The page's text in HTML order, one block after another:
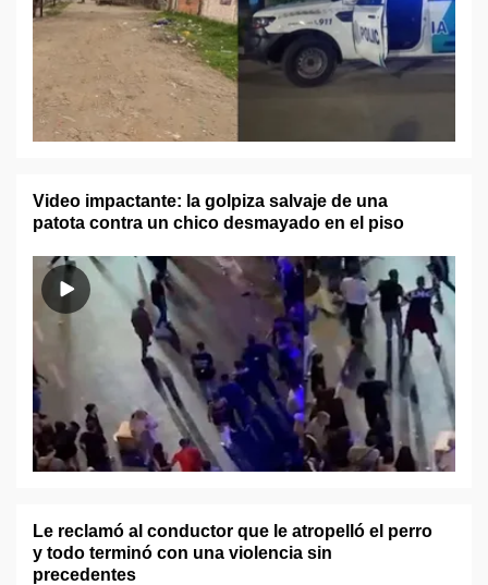
Video impactante: la golpiza salvaje de una
patota contra un chico desmayado en el piso
Le reclamó al conductor que le atropelló el perro
y todo terminó con una violencia sin
precedentes